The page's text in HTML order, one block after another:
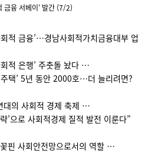
금융 서베이’ 발간 (7/2)
적 금융’…경남사회적가치금융대부 업
적 은행’ 주춧돌 놨다 …
택’ 5년 동안 2000호…더 늘리려면?
대의 사회적 경제 축제 …
’으로 사회적경제 질적 발전 이룬다”
핀 사회안전망으로서의 역할 …